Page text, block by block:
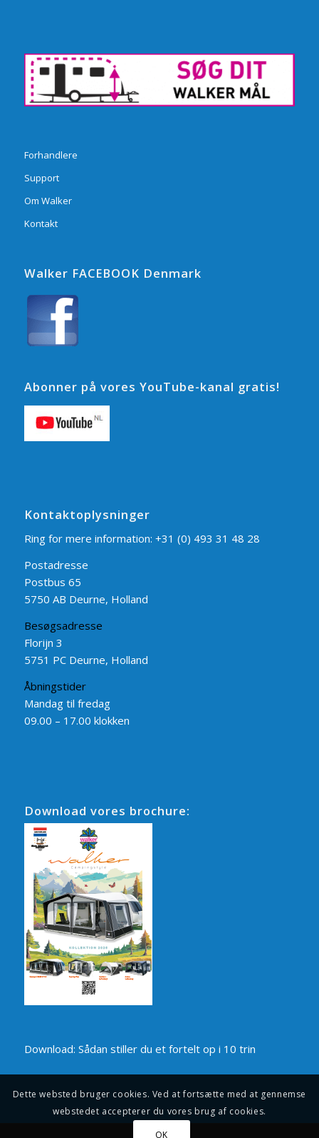
Forhandlere
Support
Om Walker
Kontakt
Walker FACEBOOK Denmark
Abonner på vores YouTube-kanal gratis!
Kontaktoplysninger
Ring for mere information: +31 (0) 493 31 48 28
Postadresse
Postbus 65
5750 AB Deurne, Holland
Besøgsadresse
Florijn 3
5751 PC Deurne, Holland
Åbningstider
Mandag til fredag
09.00 – 17.00 klokken
Download vores brochure:
Download: Sådan stiller du et fortelt op i 10 trin
Dette websted bruger cookies. Ved at fortsætte med at gennemse
webstedet accepterer du vores brug af cookies.
OK